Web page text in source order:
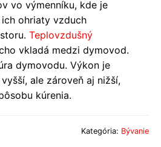
vo výmenníku, kde je
ohriaty vzduch
Teplovzdušný
vkladá medzi dymovod.
dymovodu. Výkon je
ale zároveň aj nižší,
kúrenia.
Kategória: Bývanie